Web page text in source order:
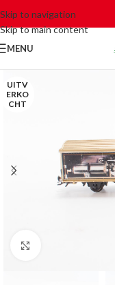
Skip to navigation
Skip to main content
MENU
UITV
ERKO
CHT